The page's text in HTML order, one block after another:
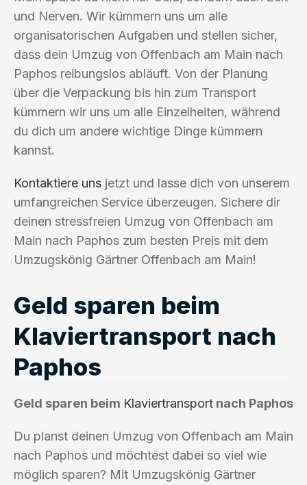
und Nerven. Wir kümmern uns um alle
organisatorischen Aufgaben und stellen sicher,
dass dein Umzug von Offenbach am Main nach
Paphos reibungslos abläuft. Von der Planung
über die Verpackung bis hin zum Transport
kümmern wir uns um alle Einzelheiten, während
du dich um andere wichtige Dinge kümmern
kannst.
Kontaktiere uns jetzt und lasse dich von unserem
umfangreichen Service überzeugen. Sichere dir
deinen stressfreien Umzug von Offenbach am
Main nach Paphos zum besten Preis mit dem
Umzugskönig Gärtner Offenbach am Main!
Geld sparen beim
Klaviertransport nach
Paphos
Geld sparen beim Klaviertransport nach Paphos
Du planst deinen Umzug von Offenbach am Main
nach Paphos und möchtest dabei so viel wie
möglich sparen? Mit Umzugskönig Gärtner